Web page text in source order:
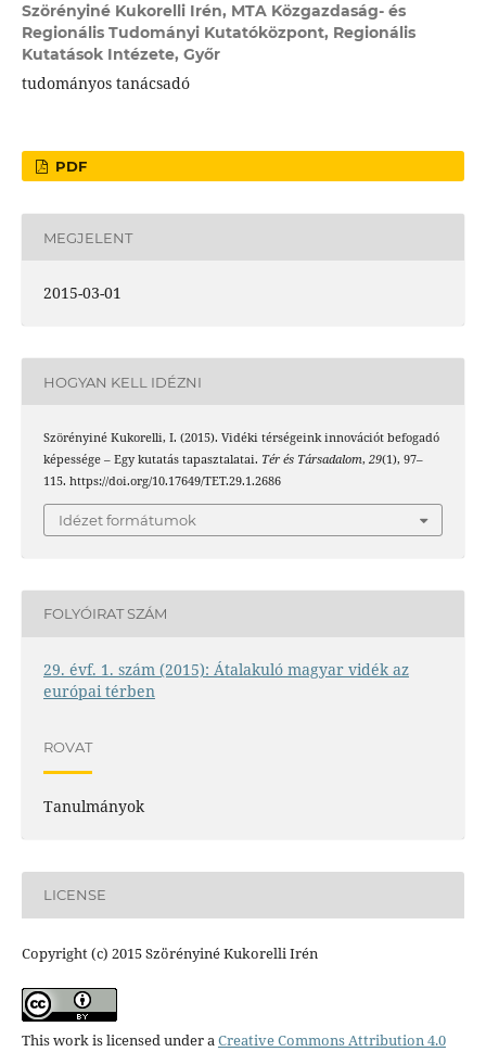
Szörényiné Kukorelli Irén, MTA Közgazdaság- és
Regionális Tudományi Kutatóközpont, Regionális
Kutatások Intézete, Győr
tudományos tanácsadó
PDF
MEGJELENT
2015-03-01
HOGYAN KELL IDÉZNI
Szörényiné Kukorelli, I. (2015). Vidéki térségeink innovációt befogadó
képessége – Egy kutatás tapasztalatai. Tér és Társadalom, 29(1), 97–
115. https://doi.org/10.17649/TET.29.1.2686
Idézet formátumok
FOLYÓIRAT SZÁM
29. évf. 1. szám (2015): Átalakuló magyar vidék az
európai térben
ROVAT
Tanulmányok
LICENSE
Copyright (c) 2015 Szörényiné Kukorelli Irén
This work is licensed under aCreative Commons Attribution 4.0